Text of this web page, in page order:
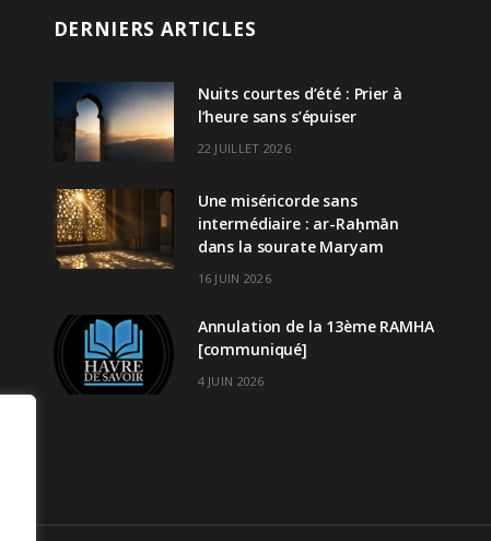
DERNIERS ARTICLES
Nuits courtes d’été : Prier à
l’heure sans s’épuiser
22 JUILLET 2026
Une miséricorde sans
intermédiaire : ar-Raḥmān
dans la sourate Maryam
16 JUIN 2026
Annulation de la 13ème RAMHA
[communiqué]
4 JUIN 2026